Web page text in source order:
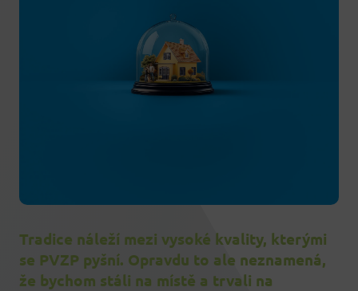
Tradice náleží mezi vysoké kvality, kterými
se PVZP pyšní. Opravdu to ale neznamená,
že bychom stáli na místě a trvali na